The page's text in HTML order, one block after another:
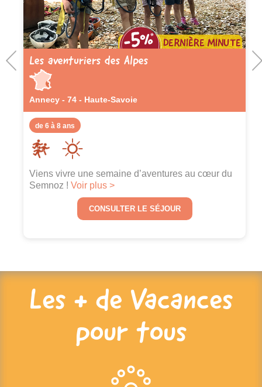
Les aventuriers des Alpes
Annecy - 74 - Haute-Savoie
de 6 à 8 ans
Viens vivre une semaine d’aventures au cœur du
Semnoz ! Voir plus >
CONSULTER LE SÉJOUR
Les + de Vacances
pour tous